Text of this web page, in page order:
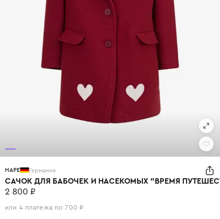
HAPE Германия
САЧОК ДЛЯ БАБОЧЕК И НАСЕКОМЫХ "ВРЕМЯ
2 800 ₽
или 4 платежа по 700 ₽